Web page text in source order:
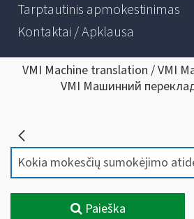
Tarptautinis apmokestinimas
Kontaktai / Apklausa
VMI Machine translation / VMI
VMI Машинний
Paieška